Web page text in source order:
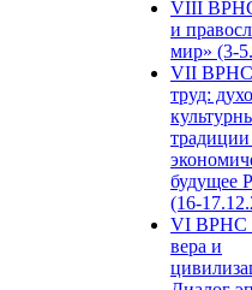
VIII
и
мир» (3-
VII ВРНС
труд:
будущее
(16-
VI ВРНС
вера и